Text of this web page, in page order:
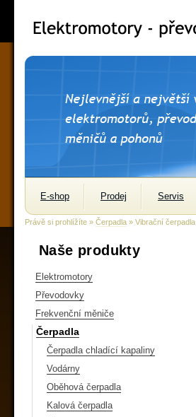
E-shop Prodej Servis
Právě si prohlížíte » Čerpadla » Vibrační čerpadla
Naše produkty
Elektromotory
Převodovky
Frekvenční měniče
Čerpadla
Čerpadla chladící kapaliny
Vodárny
Oběhová čerpadla
Kalová čerpadla